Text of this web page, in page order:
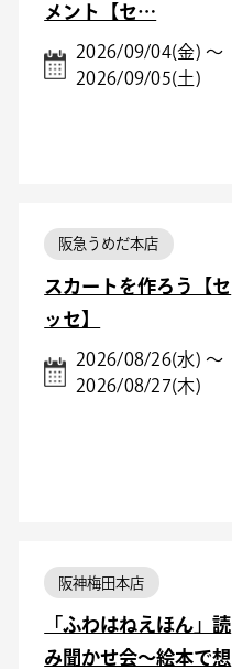
メント【セ…
2026/09/04(金) ～
2026/09/05(土)
阪急うめだ本店
スカートを作ろう【セ
ッセ】
2026/08/26(水) ～
2026/08/27(木)
阪神梅田本店
「ふわはねえほん」読
み聞かせ会～絵本で想